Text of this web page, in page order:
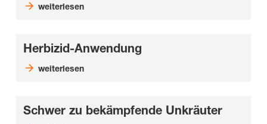
weiterlesen
Herbizid-Anwendung
weiterlesen
Schwer zu bekämpfende Unkräuter